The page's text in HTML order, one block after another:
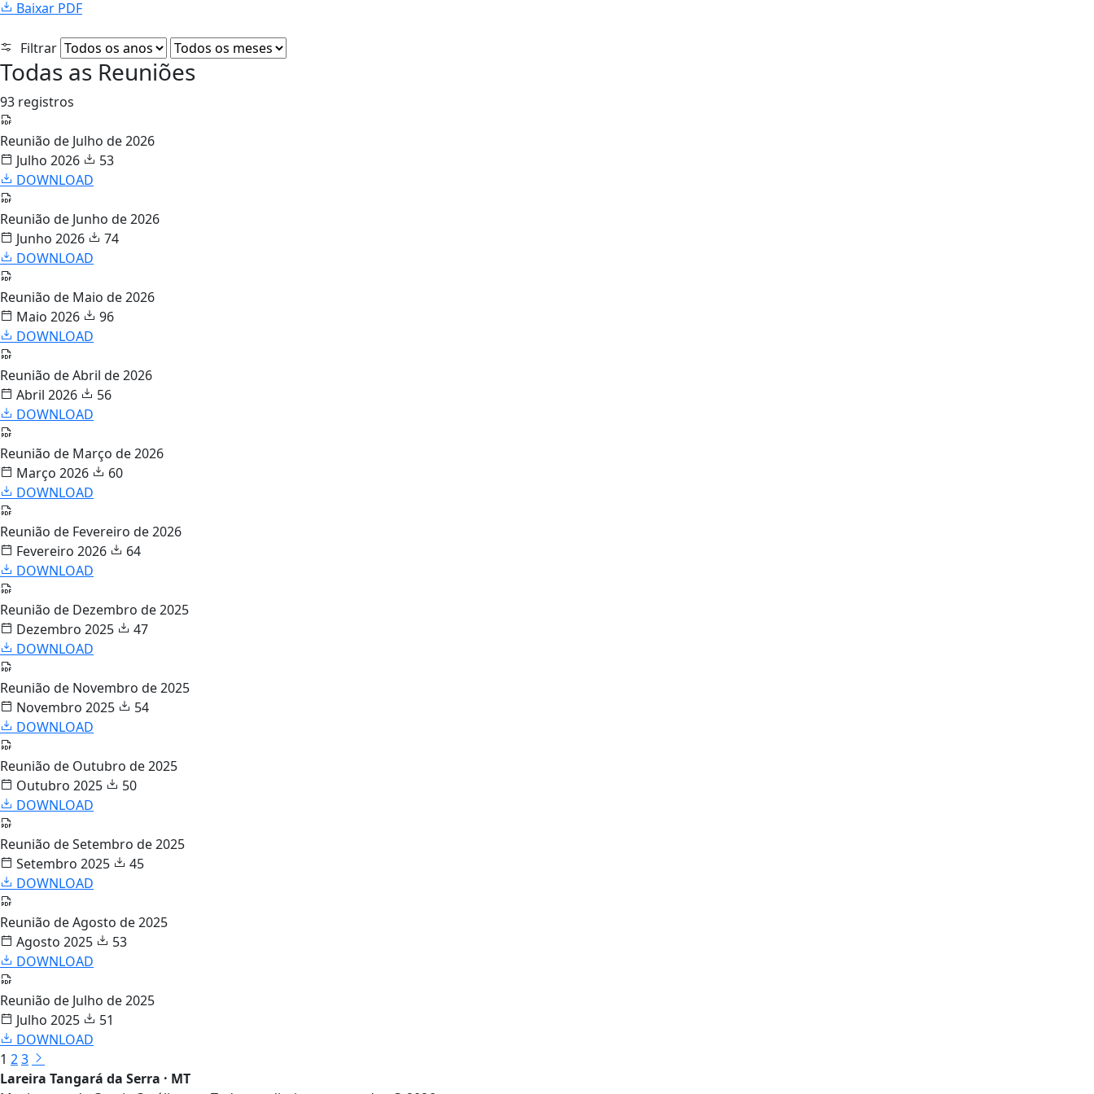
Baixar PDF
Filtrar
Todas as Reuniões
93 registros
Reunião de Julho de 2026
Julho 2026
53
DOWNLOAD
Reunião de Junho de 2026
Junho 2026
74
DOWNLOAD
Reunião de Maio de 2026
Maio 2026
96
DOWNLOAD
Reunião de Abril de 2026
Abril 2026
56
DOWNLOAD
Reunião de Março de 2026
Março 2026
60
DOWNLOAD
Reunião de Fevereiro de 2026
Fevereiro 2026
64
DOWNLOAD
Reunião de Dezembro de 2025
Dezembro 2025
47
DOWNLOAD
Reunião de Novembro de 2025
Novembro 2025
54
DOWNLOAD
Reunião de Outubro de 2025
Outubro 2025
50
DOWNLOAD
Reunião de Setembro de 2025
Setembro 2025
45
DOWNLOAD
Reunião de Agosto de 2025
Agosto 2025
53
DOWNLOAD
Reunião de Julho de 2025
Julho 2025
51
DOWNLOAD
1 23
Lareira Tangará da Serra · MT